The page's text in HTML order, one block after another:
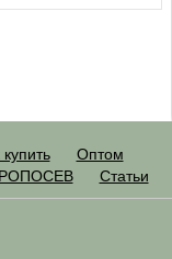
купить
Оптом
Статьи